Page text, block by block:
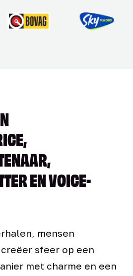
EN VOICE-
mensen
sfeer op een
met charme en een